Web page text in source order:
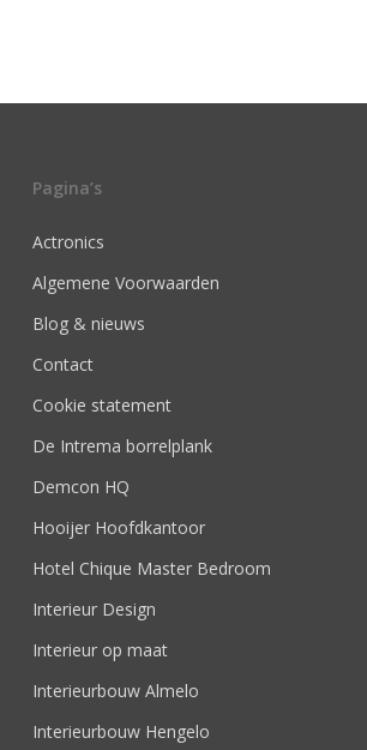
Pagina’s
Actronics
Algemene Voorwaarden
Blog & nieuws
Contact
Cookie statement
De Intrema borrelplank
Demcon HQ
Hooijer Hoofdkantoor
Hotel Chique Master Bedroom
Interieur Design
Interieur op maat
Interieurbouw Almelo
Interieurbouw Hengelo